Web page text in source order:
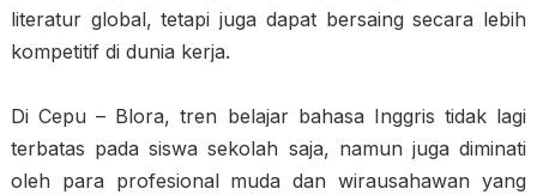
literatur global, tetapi juga dapat bersaing secara lebih
kompetitif di dunia kerja.
Di Cepu – Blora, tren belajar bahasa Inggris tidak lagi
terbatas pada siswa sekolah saja, namun juga diminati
oleh para profesional muda dan wirausahawan yang